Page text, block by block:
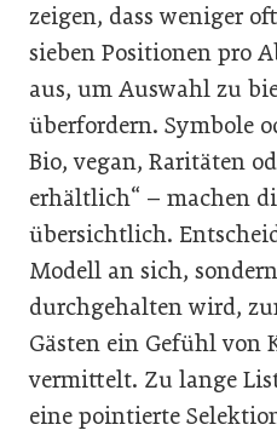
zeigen, dass weniger
sieben Positionen pro
aus, um Auswahl zu
überfordern. Symbole
Bio, vegan, Raritäten
erhältlich“ – machen
übersichtlich.
Modell an sich,
durchgehalten wird,
Gästen ein Gefühl von
vermittelt. Zu lange
eine pointierte